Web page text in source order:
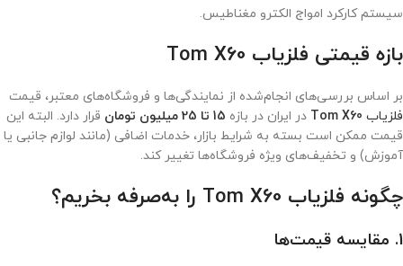
سیستم کارکرد امواج الکترو مغناطیس.
بازه قیمتی فلزیاب Tom X60
بر اساس بررسی‌های انجام‌شده از نمایندگی‌ها و فروشگاه‌های معتبر، قیمت
فلزیاب Tom X60 در ایران در بازه 15 تا 25 میلیون تومان
قرار دارد. البته این
قیمت ممکن است بسته به شرایط بازار، خدمات اضافی (مانند لوازم جانبی یا
آموزش) و تخفیف‌های ویژه فروشگاه‌ها تغییر کند.
چگونه فلزیاب Tom X60 را به‌صرفه بخریم؟
1. مقایسه قیمت‌ها